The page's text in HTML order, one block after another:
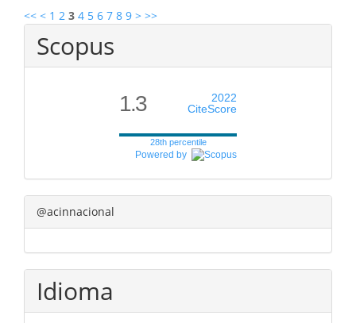
<< < 1 2 3 4 5 6 7 8 9 > >>
Scopus
1.3
2022
CiteScore
28th percentile
Powered by
@acinnacional
Idioma